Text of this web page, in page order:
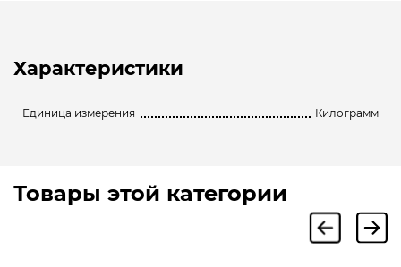
Характеристики
Единица измерения Килограмм
Товары этой категории